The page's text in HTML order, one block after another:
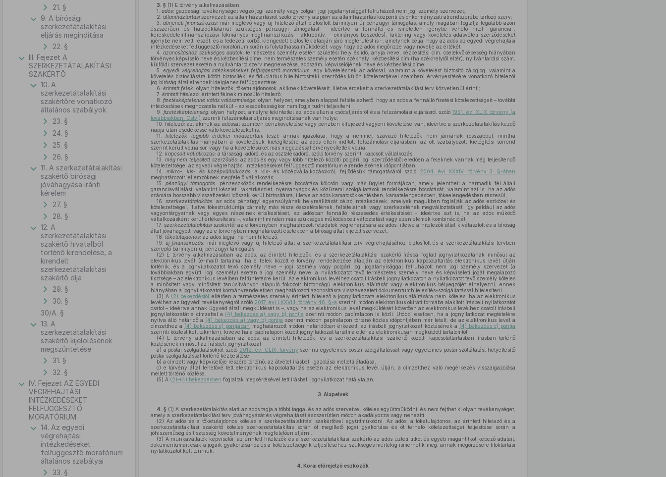
21. §
9. A bírósági
szerkezetátalakítási
eljárás megindítása
22. §
III. Fejezet A
SZERKEZETÁTALAKÍTÁSI
SZAKÉRTŐ
10. A
szerkezetátalakítási
szakértőre vonatkozó
általános szabályok
23. §
24. §
25. §
26. §
11. A szerkezetátalakítási
szakértő bírósági
jóváhagyása iránti
kérelem
27. §
28. §
12. A
szerkezetátalakítási
szakértő hivatalból
történő kirendelése, a
kirendelt
szerkezetátalakítási
szakértő díja
29. §
30. §
30/A. §
13. A
szerkezetátalakítási
szakértő kijelölésének
megszüntetése
31. §
32. §
IV. Fejezet AZ EGYEDI
VÉGREHAJTÁSI
INTÉZKEDÉSEKET
FELFÜGGESZTŐ
MORATÓRIUM
14. Az egyedi
végrehajtási
intézkedéseket
felfüggesztő moratórium
általános szabályai
33. §
3. § (1) E törvény alkalmazásában:
1. adós: gazdasági tevékenységet végző jogi személy vagy polgári jogi jogalanyisággal felruházott nem jogi személy szervezet;
2. államháztartási szervezet: az államháztartásról szóló törvény alapján az államháztartás központi és önkormányzati alrendszerébe tartozó szerv;
3.
átmeneti finanszírozás: már meglévő vagy új hitelező által biztosított bármilyen új pénzügyi támogatás, amely magában foglalja legalább azon
észszerűen és haladéktalanul szükséges pénzügyi támogatást – ideértve a fennálló és ismételten igénybe vehető hitel- garancia-,
kereskedelemfinanszírozási (okmányos megfinanszírozás – akkreditív, – okmányos beszedés), faktoring vagy követelés adásvételi szerződéseket
igénybe nem vett részét, és a fedezeti körből kiengedett biztosíték alapján járó megtérülést is –, amelynek célja, hogy az adós az egyedi végrehajtási
intézkedéseket felfüggesztő moratórium során is folytathassa működését, vagy hogy az adós megőrizze vagy növelje az értékét;
4.
azonosításhoz szükséges adatok: természetes személy esetén születési hely és idő, anyja neve, kézbesítési cím, cselekvőképesség hiányában
törvényes képviselő neve és kézbesítési címe; nem természetes személy esetén székhely, kézbesítési cím (ha székhelytől eltér), nyilvántartási szám,
külföldi szervezet esetén a nyilvántartó szerv megnevezése, adószám, képviselőjének neve és kézbesítési címe;
5.
egyedi végrehajtási intézkedéseket felfüggesztő moratórium: egy követelésnek az adóssal, valamint a követelést biztosító zálogjog, valamint a
követelés biztosítására kötött biztosítéki és fiduciárius hitelbiztosítéki szerződés külön kötelezettjével szembeni érvényesítésére vonatkozó hitelezői
jog bíróság által elrendelt ideiglenes felfüggesztése;
6. érintett felek: olyan hitelezők, tőketulajdonosok, akiknek követeléseit, illetve érdekeit a szerkezetátalakítási terv közvetlenül érinti;
7. érintett hitelező: érintett félnek minősülő hitelező;
8. fizetésképtelenné válás valószínűsége: olyan helyzet, amelyben alappal feltételezhető, hogy az adós a fennálló fizetési kötelezettségeit – további
intézkedések meghozatala nélkül – az esedékességkor nem fogja tudni teljesíteni;
9.
fizetésképtelenség: olyan helyzet, amelyre tekintettel az adós ellen a csődeljárásról és a felszámolási eljárásról szóló1991. évi XLIX. törvény (a
továbbiakban: Cstv.) szerinti felszámolási eljárás megindításának van helye;
10. hitelező: az, akinek az adóssal szemben pénzkövetelése vagy pénzben kifejezett vagyoni követelése van, ideértve a szerkezetátalakítás kezdő
napja után esedékessé váló követeléseket is;
11.
hitelezők legjobb érdekei módszertani teszt: annak igazolása, hogy a nemmel szavazó hitelezők nem járnának rosszabbul, mintha
szerkezetátalakítás hiányában a követelésük kielégítésére az adós ellen indított felszámolási eljárásban, az ott szabályozott kielégítési sorrend
szerint került volna sor, vagy ha a követelésüket más megoldással érvényesítették volna;
12. kapcsolt vállalkozás: a társasági adóról és az osztalékadóról szóló törvény szerinti kapcsolt vállalkozás;
13.
még nem teljesített szerződés: az adós és egy vagy több hitelező közötti polgári jogi szerződésből eredően a feleknek vannak még teljesítendő
kötelezettségei az egyedi végrehajtási intézkedéseket felfüggesztő moratórium elrendelésének időpontjában;
14.
mikro-, kis- és középvállalkozás: a kis- és középvállalkozásokról, fejlődésük támogatásáról szóló
2004. évi XXXIV. törvény 3. §-ában
meghatározott jellemzőknek megfelelő vállalkozás;
15.
pénzügyi támogatás: pénzeszközök rendelkezésre bocsátása kölcsön vagy más ügylet formájában, amely jelentheti a harmadik fél általi
garanciavállalást, valamint készlet, raktárkészlet, nyersanyagok és közüzemi szolgáltatások rendelkezésre bocsátását, valamint azt is, ha az adós
számára hosszabb visszafizetési időszak kerül biztosításra, illetve az adós kamatcsökkentésben, kamatelengedésben, tőkeelengedésben részesül;
16.
szerkezetátalakítás: az adós pénzügyi egyensúlyának helyreállítását célzó intézkedések, amelyek magukban foglalják az adós eszközei és
kötelezettségei, illetve tőkestruktúrája bármely más része összetételének, feltételeinek vagy szerkezetének megváltoztatását, így például az adós
vagyontárgyainak vagy egyes részeinek értékesítését, az adósban fennálló részesedés értékesítését – ideértve azt is, ha az adós működő
vállalkozásként kerül értékesítésre –, valamint minden más szükséges működésbeli változtatást vagy ezen elemek kombinációját;
17. szerkezetátalakítási szakértő: az e törvényben meghatározott feladatok végrehajtására az adós, illetve a hitelezők által kiválasztott és a bíróság
által jóváhagyott, vagy az e törvényben meghatározott esetekben a bíróság által kijelölt szervezet;
18. tőketulajdonos: az adós tagja, ha nem hitelező;
19.
új finanszírozás: már meglévő vagy új hitelező által a szerkezetátalakítási terv végrehajtásához biztosított és a szerkezetátalakítási tervben
szereplő bármilyen új pénzügyi támogatás.
(2) E törvény alkalmazásában az adós, az érintett hitelezők, és a szerkezetátalakítási szakértő írásba foglalt jognyilatkozatának minősül az
elektronikus levél (e-mail) tartalma, ha e felek között e törvény rendelkezése alapján az elektronikus kapcsolattartás elektronikus levél útján
történik, és a jognyilatkozatot tevő személy neve – jogi személy vagy polgári jogi jogalanyisággal felruházott nem jogi személy szervezet (a
továbbiakban együtt: jogi személy) esetén a jogi személy neve, a nyilatkozatot tevő természetes személy neve és képviseleti jogát megalapozó
tisztsége – az elektronikus levélben feltüntetésre kerül. Az elektronikus levélhez csatolt írásbeli jognyilatkozaton a nyilatkozatot tevő személy köteles
a minősített vagy minősített tanúsítványon alapuló fokozott biztonságú elektronikus aláírását vagy elektronikus bélyegzőjét elhelyezni, ennek
hiányában a jognyilatkozatot kormányrendeletben meghatározott azonosításra visszavezetett dokumentumhitelesítés-szolgáltatással hitelesíteni.
(3) A (2) bekezdéstől eltérően a természetes személy érintett hitelező a jognyilatkozata elektronikus aláírására nem köteles, ha az elektronikus
levélhez az ügyvédi tevékenységről szóló 2017. évi LXXVIII. törvény 46. §-a szerinti módon elektronikus okirati formába alakított írásbeli nyilatkozatot
csatol – ideértve annak ügyvéd általi megküldését is –, vagy ha az elektronikus levél megküldését követően az elektronikus levélhez csatolt írásbeli
jognyilatkozatát a címzettel a (4) bekezdés a) vagy b) pontja szerinti módon papíralapon is közli. Utóbbi esetben, ha a jognyilatkozat megtételére
nyitva álló határidő a (4) bekezdés a) vagy b) pontja szerinti módon papíralapon történő közlés időpontjában már letelt, de az elektronikus levél a
címzetthez a (4) bekezdés c) pontjában meghatározott módon határidőben érkezett, az írásbeli jognyilatkozat közlésének a (4) bekezdés c) pontja
szerinti közlést kell tekinteni, kivéve ha a papíralapon közölt jognyilatkozat tartalma eltér az elektronikusan megküldött tartalomtól.
(4) E törvény alkalmazásában az adós, az érintett hitelezők, és a szerkezetátalakítási szakértő közötti kapcsolattartásban írásban történő
közlésének minősül az írásbeli jognyilatkozat
a) a postai szolgáltatásokról szóló 2012. évi CLIX. törvény szerinti egyetemes postai szolgáltatással vagy egyetemes postai szoltátatást helyettesítő
postai szolgáltatással történő kézbesítése,
b) a címzett vagy képviselője részére történő, az átvétel írásbeli igazolása melletti átadása,
c) e törvény által lehetővé tett elektronikus kapcsolattartás esetén az elektronikus levél útján, a címzetthez való megérkezés visszaigazolása
mellett történő közlése.
(5) A (2)–(4) bekezdésben foglaltak megsértésével tett írásbeli jognyilatkozat hatálytalan.
3. Alapelvek
4. § (1) A szerkezetátalakítás alatt az adós tagja a többi taggal és az adós szerveivel köteles együttműködni, és nem fejthet ki olyan tevékenységet,
amely a szerkezetátalakítási terv jóváhagyását és végrehajtását észszerűtlen módon akadályozza vagy nehezíti.
(2) Az adós és a tőketulajdonos köteles a szerkezetátalakítási szakértővel együttműködni. Az adós, a tőketulajdonos, az érintett hitelező és a
szerkezetátalakítási szakértő köteles szerkezetátalakítás során őt megillető jogai gyakorlása és őt terhelő kötelezettségei teljesítése során a
jóhiszeműség és tisztesség követelményének megfelelően eljárni.
(3) A munkavállalók képviselői, az érintett hitelezők és a szerkezetátalakítási szakértő az adós üzleti titkot és egyéb magántitkot képező adatait,
dokumentumait csak a jogaik gyakorlásához és a kötelezettségeik teljesítéséhez szükséges mértékig ismerhetik meg, annak megőrzésére titoktartási
nyilatkozatot kell tenniük.
4. Korai előrejelző eszközök